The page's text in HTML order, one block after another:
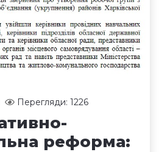
Перегляди: 1226
реформа: